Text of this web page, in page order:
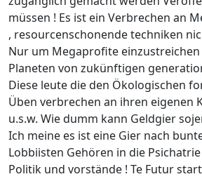
müssen ! Es ist ein Verbrechen an
, resourcenschonende techniken
Nur um Megaprofite einzustreichen
Planeten von zukünftigen
Diese leute die den Ökologischen
Üben verbrechen an ihren eigenen
u.s.w. Wie dumm kann Geldgier
Ich meine es ist eine Gier nach
Lobbiisten Gehören in die
Politik und vorstände ! Te Futur